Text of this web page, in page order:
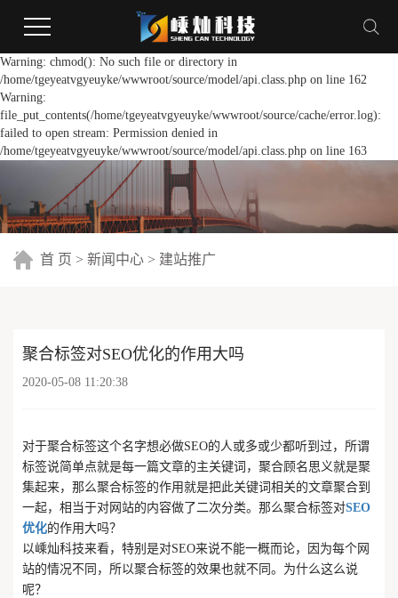
Warning: chmod(): No such file or directory in
/home/tgeyeatvgyeuyke/wwwroot/source/model/api.class.php on line 162
Warning:
file_put_contents(/home/tgeyeatvgyeuyke/wwwroot/source/cache/error.log):
failed to open stream: Permission denied in
/home/tgeyeatvgyeuyke/wwwroot/source/model/api.class.php on line 163
首 页 > 新闻中心 > 建站推广
聚合标签对SEO优化的作用大吗
2020-05-08 11:20:38
对于聚合标签这个名字想必做SEO的人或多或少都听到过，所谓
标签说简单点就是每一篇文章的主关键词，聚合顾名思义就是聚
集起来，那么聚合标签的作用就是把此关键词相关的文章聚合到
一起，相当于对网站的内容做了二次分类。那么聚合标签对SEO
优化的作用大吗？
以嵊灿科技来看，特别是对SEO来说不能一概而论，因为每个网
站的情况不同，所以聚合标签的效果也就不同。为什么这么说
呢？